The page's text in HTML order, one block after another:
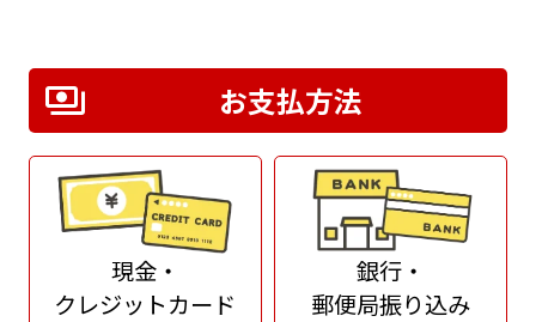
お支払方法
現金・
クレジットカード
銀行・
郵便局振り込み